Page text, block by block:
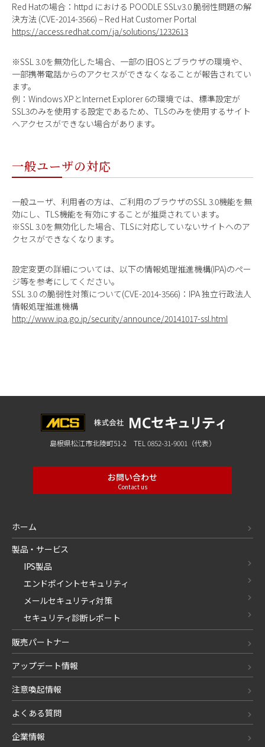
Red Hatの場合：httpd における POODLE SSLv3.0 脆弱性問題の解
決方法 (CVE-2014-3566) – Red Hat Customer Portal
https://access.redhat.com/ja/solutions/1232613
※SSL 3.0を無効化した場合、一部の旧OSとブラウザの環境や、
一部携帯電話からのアクセスができなくなることが報告されてい
ます。
例：Windows XPとInternet Explorer 6の環境では、標準設定が
SSL3のみを使用する設定であるため、TLSのみを使用するサイト
へアクセスができない場合があります。
一般ユーザの対応
一般ユーザ、利用者の方は、ご利用のブラウザのSSL 3.0機能を無
効にし、TLS機能を有効にすることが推奨されています。
※SSL 3.0を無効化した場合、TLSに対応していないサイトへのア
クセスができなくなります。
設定変更の詳細については、以下の情報処理推進機構(IPA)のペー
ジ等を参考にしてください。
SSL 3.0 の脆弱性対策について(CVE-2014-3566)：IPA 独立行政法人
情報処理推進機構
http://www.ipa.go.jp/security/announce/20141017-ssl.html
島根県松江市北陵町51-2 TEL 0852-31-9001（代表）
お問い合わせ
Contact us
ホーム
製品・サービス
IPS製品
エンドポイントセキュリティ
メールセキュリティ対策
セキュリティ診断レポート
販売パートナー
アップデート情報
注意喚起情報
よくある質問
企業情報